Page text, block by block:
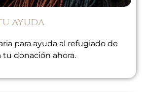
ayuda
para ayuda al refugiado de
tu donación ahora.